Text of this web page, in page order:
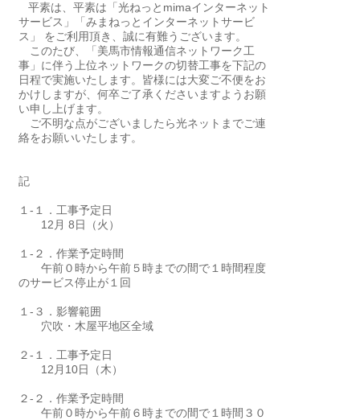
平素は、平素は「光ねっとmimaインターネット
サービス」「みまねっとインターネットサービ
ス」 をご利用頂き、誠に有難うございます。
このたび、「美馬市情報通信ネットワーク工
事」に伴う上位ネットワークの切替工事を下記の
日程で実施いたします。皆様には大変ご不便をお
かけしますが、何卒ご了承くださいますようお願
い申し上げます。
ご不明な点がございましたら光ネットまでご連
絡をお願いいたします。
記
１-１．工事予定日
12月 8日（火）
１-２．作業予定時間
午前０時から午前５時までの間で１時間程度
のサービス停止が１回
１-３．影響範囲
穴吹・木屋平地区全域
２-１．工事予定日
12月10日（木）
２-２．作業予定時間
午前０時から午前６時までの間で１時間３０